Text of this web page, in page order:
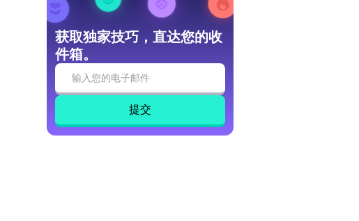
获取独家技巧，直达您的收
件箱。